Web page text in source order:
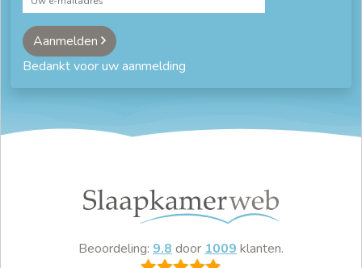
Aanmelden
Bedankt voor uw aanmelding
Beoordeling: 9.8 door 1009 klanten.